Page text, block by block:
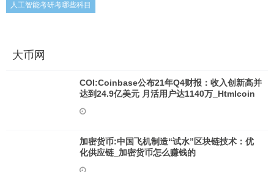
人工智能考研考哪些科目
大币网
COI:Coinbase公布21年Q4财报：收入创新高并
达到24.9亿美元 月活用户达1140万_Htmlcoin
加密货币:中国飞机制造“试水”区块链技术：优
化供应链_加密货币怎么赚钱的